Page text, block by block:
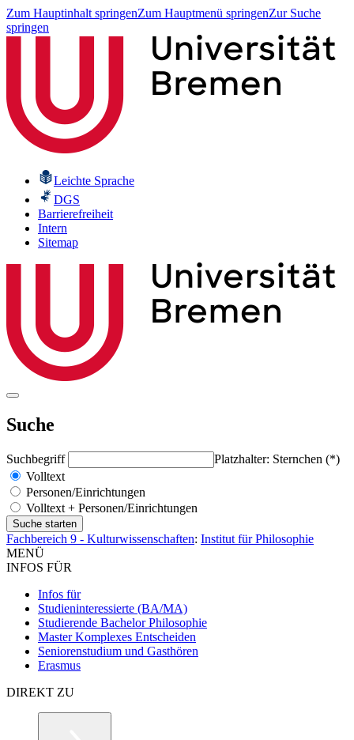
Zum Hauptinhalt springenZum Hauptmenü springenZur Suche
springen
Leichte Sprache
DGS
Barrierefreiheit
Intern
Sitemap
Suche
Suchbegriff
Platzhalter: Sternchen (*)
Volltext
Personen/Einrichtungen
Volltext + Personen/Einrichtungen
Fachbereich 9 - Kulturwissenschaften: Institut für Philosophie
MENÜ
INFOS FÜR
Infos für
Studieninteressierte (BA/MA)
Studierende Bachelor Philosophie
Master Komplexes Entscheiden
Seniorenstudium und Gasthören
Erasmus
DIREKT ZU